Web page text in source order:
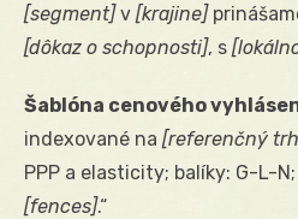
[segment]v [krajine]
[dôkaz o schopnosti], s
Šablóna cenového
indexované na [referenčný
PPP a elasticity; balíky: G-L-
[fences].“